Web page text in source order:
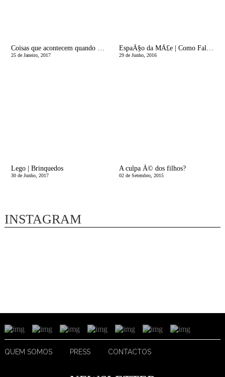
Coisas que acontecem quando sÃ£o os pais a levÃ¡-los Ã escola
25 de Janeiro, 2017
EspaÃ§o da MÃ£e | Como Falar Ã s CrianÃ§as sobre a Morte
29 de Junho, 2016
Lego | Brinquedos
30 de Junho, 2017
A culpa Ã© dos filhos?
02 de Setembro, 2015
INSTAGRAM
QUEM SOMOS PRESS CONTACTOS